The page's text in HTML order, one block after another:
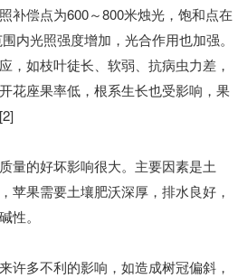
补偿点为600～800米烛光，饱和点在
内光照强度增加，光合作用也加强。
，如枝叶徒长、软弱、抗病虫力差，
花座果率低，根系生长也受影响，果
量的好坏影响很大。主要因素是土
苹果需要土壤肥沃深厚，排水良好，
性。
许多不利的影响，如造成树冠偏斜，